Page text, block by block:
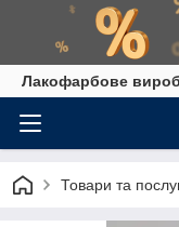
Лакофарбове
Товари та